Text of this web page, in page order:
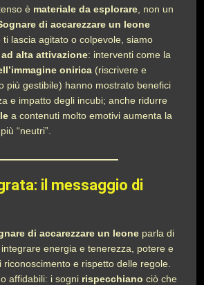
è materiale da esplorare , non un
di accarezzare un leone
lascia agitato o colpevole, siamo
alta attivazione: interventi come la
onirica (riscrivere e
più gestibile) hanno mostrato benefici
e impatto degli incubi; anche ridurre
a contenuti molto emotivi aumenta la
“neutri”.
il messaggio di
di accarezzare un leone parla di
integrare energia e tenerezza, potere e
e rispetto delle regole.
affidabili: i sogni rispecchiano ciò che